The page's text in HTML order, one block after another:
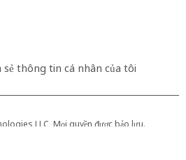
sẻ thông tin cá nhân của tôi
LLC, Mọi quyền được bảo lưu.